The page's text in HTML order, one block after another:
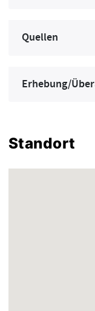
Quellen
Erhebung/
Standort